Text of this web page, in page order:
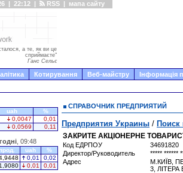
| 22:12 | RSS | мапа сайту
а те, як ви це
сприймаєте"
Ганс Сельє
Котирування Веб-майстру Інформація
СПРАВОЧНИК ПРЕДПРИЯТИЙ
Предприятия Украины / Поиск
ЗАКРИТЕ АКЦІОНЕРНЕ
Код ЕДРПОУ
34691820
Директор/Руководитель
***** ******
Адрес
М.КИЇВ,
3, ЛІТЕРА
uah
%
0,0047
0,01
0,0569 0,11
, 09:48
прод. uah
%
0,01
0,02
0,01 0,01